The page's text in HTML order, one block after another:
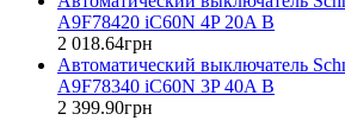
Evrosvet (Украина)
Extherm (Германия)
F&F (Польша)
FRER (Италия)
FS (Украина)
A9F78420 iC60N 4P 20A B
2 018.64грн
Автоматический выключатель
A9F78340 iC60N 3P 40A B
2 399.90грн